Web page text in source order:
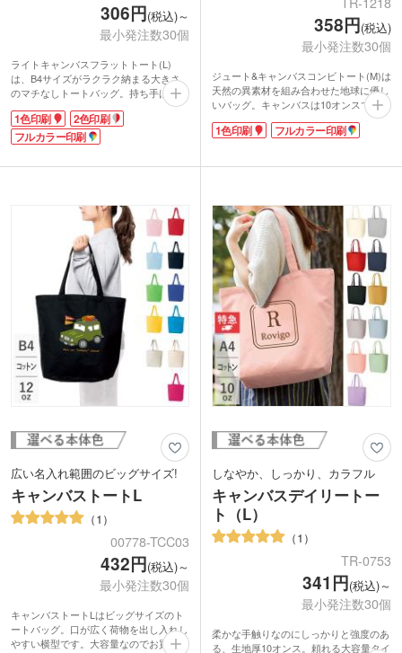
306円(税込)～
最小発注数30個
ライトキャンバスフラットトート(L)
は、B4サイズがラクラク納まる大きさ
のマチなしトートバッグ。持ち手は肩掛
けもできる長さで、日常使いに便利で
す。名入れ範囲が広くPR効果も抜群。
展示会やセミナーなどでの資料配布にお
素材はほど良く厚みのある8オンスのキ
印刷は1色からフルカラーまでマルチに
対応。イメージに合ったオリジナルバッ
グを製作できます。性別・世代を問わず
使いやすい、ナチュラル・ブラックの2
色からお選びいただけます。
1色印刷
2色印刷
フルカラー印刷
358円(税込)
最小発注数30個
ジュート&キャンバスコンビトート(M)は
天然の異素材を組み合わせた地球に優し
いバッグ。キャンバスは10オンスでしっ
かりした生地感です。ジュートは麻の一
種の天然素材。ざっくりとしたジュート
肩掛けできてA4サイズの書類がぴったり
入るサイズ感です。マチが広く収納しや
すいので普段使いにも活躍します。1色
印刷か転写印刷をして贈り物や引き出物
などにお勧めです。
1色印刷 フルカラー印刷
広い名入れ範囲のビッグサイズ!
キャンバストートL
1
00778-TCC03
432円(税込)～
最小発注数30個
キャンバストートLはビッグサイズのト
ートバッグ。口が広く荷物を出し入れし
やすい横型です。大容量なのでお買い物
しなやか、しっかり、カラフル
キャンバスデイリートー
ト（L）
1
TR-0753
341円(税込)～
最小発注数30個
柔かな手触りなのにしっかりと強度のあ
る、生地厚10オンス。頼れる大容量タイ